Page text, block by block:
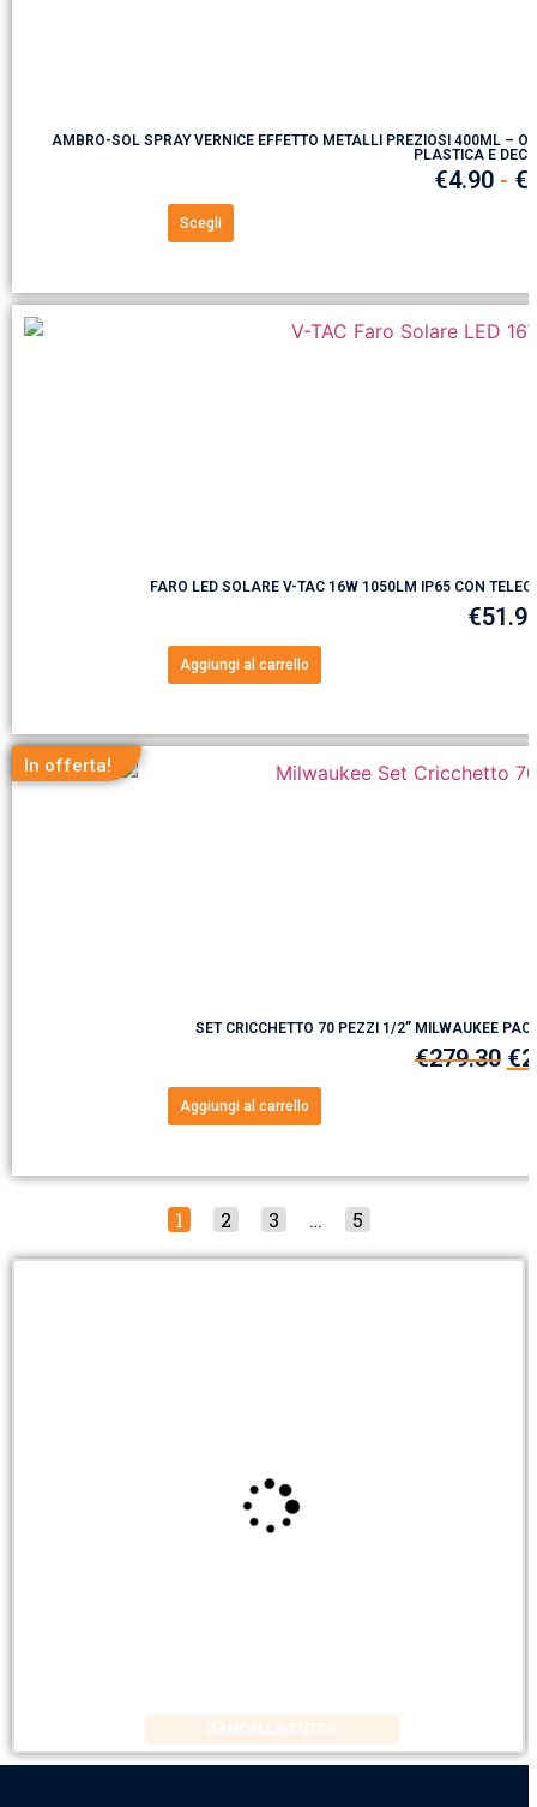
AMBRO-SOL SPRAY VERNICE EFFETTO METALLI PREZIOSI 400ML –
PLASTICA E
€4.90 - €
Scegli
FARO LED SOLARE V-TAC 16W 1050LM IP65 CON
€
Aggiungi al carrello
In offerta!
SET CRICCHETTO 70 PEZZI 1/2” MILWAUKEE
€279.30 €
Aggiungi al carrello
1 2 3 … 5